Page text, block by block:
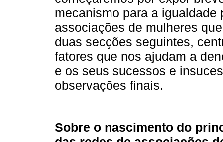
mecanismo para a igualdade
associações de mulheres
duas secções seguintes,
fatores que nos ajudam a
e os seus sucessos e
observações finais.
Sobre o nascimento do